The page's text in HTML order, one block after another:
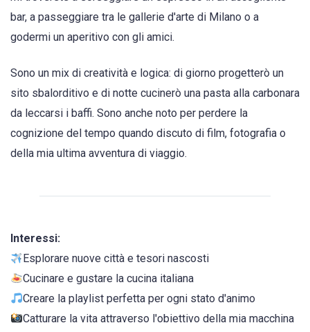
bar, a passeggiare tra le gallerie d'arte di Milano o a
godermi un aperitivo con gli amici.
Sono un mix di creatività e logica: di giorno progetterò un
sito sbalorditivo e di notte cucinerò una pasta alla carbonara
da leccarsi i baffi. Sono anche noto per perdere la
cognizione del tempo quando discuto di film, fotografia o
della mia ultima avventura di viaggio.
Interessi:
Esplorare nuove città e tesori nascosti
Cucinare e gustare la cucina italiana
Creare la playlist perfetta per ogni stato d'animo
Catturare la vita attraverso l'obiettivo della mia macchina